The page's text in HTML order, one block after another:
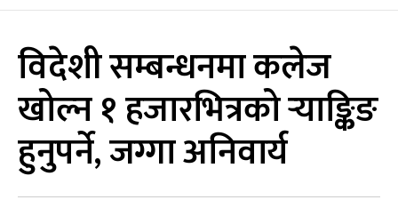
विदेशी सम्बन्धनमा कलेज
खोल्न १ हजारभित्रको र्‍याङ्किङ
हुनुपर्ने, जग्गा अनिवार्य